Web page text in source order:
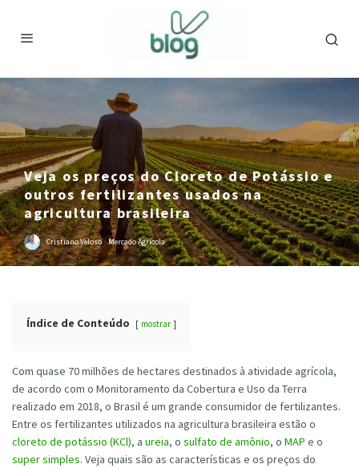
Veja os preços do Cloreto de Potássio e
outros fertilizantes usados na
agricultura brasileira
Cristiano Veloso · Mercado Agrícola
Índice de Conteúdo mostrar
Com quase 70 milhões de hectares destinados à atividade agrícola,
de acordo com o Monitoramento da Cobertura e Uso da Terra
realizado em 2018, o Brasil é um grande consumidor de fertilizantes.
Entre os fertilizantes utilizados na agricultura brasileira estão o
cloreto de potássio (KCl), a ureia, o sulfato de amônio, o MAP e o
super simples. Veja quais são as características e os preços do